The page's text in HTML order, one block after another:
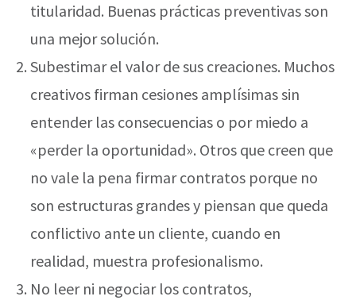
titularidad. Buenas prácticas preventivas son
una mejor solución.
Subestimar el valor de sus creaciones. Muchos
creativos firman cesiones amplísimas sin
entender las consecuencias o por miedo a
«perder la oportunidad». Otros que creen que
no vale la pena firmar contratos porque no
son estructuras grandes y piensan que queda
conflictivo ante un cliente, cuando en
realidad, muestra profesionalismo.
No leer ni negociar los contratos,